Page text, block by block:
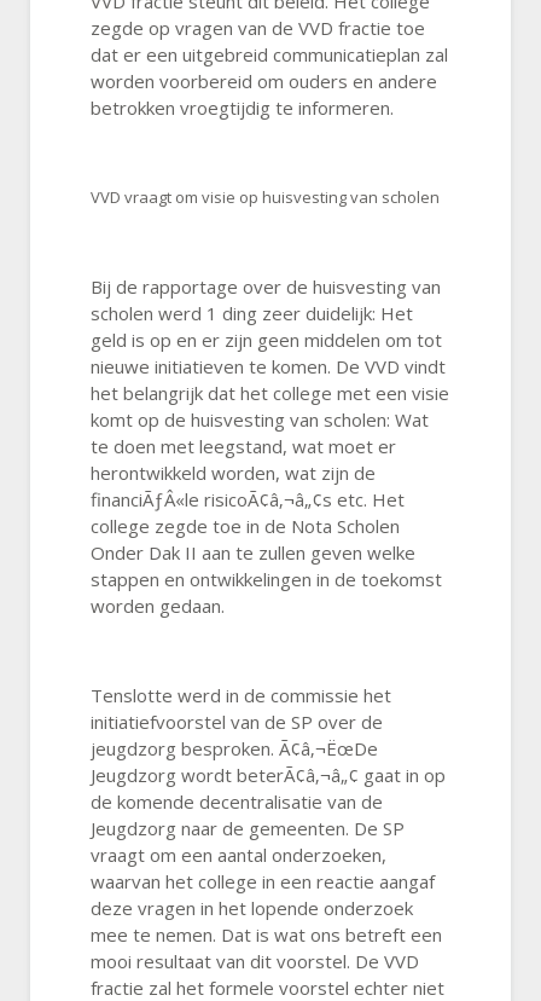
zegde op vragen van de VVD fractie toe
dat er een uitgebreid communicatieplan zal
worden voorbereid om ouders en andere
betrokken vroegtijdig te informeren.
VVD vraagt om visie op huisvesting van scholen
Bij de rapportage over de huisvesting van
scholen werd 1 ding zeer duidelijk: Het
geld is op en er zijn geen middelen om tot
nieuwe initiatieven te komen. De VVD vindt
het belangrijk dat het college met een visie
komt op de huisvesting van scholen: Wat
te doen met leegstand, wat moet er
herontwikkeld worden, wat zijn de
financiÃƒÂ«le risicoÃ¢â‚¬â„¢s etc. Het
college zegde toe in de Nota Scholen
Onder Dak II aan te zullen geven welke
stappen en ontwikkelingen in de toekomst
worden gedaan.
Tenslotte werd in de commissie het
initiatiefvoorstel van de SP over de
jeugdzorg besproken. Ã¢â‚¬ËœDe
Jeugdzorg wordt beterÃ¢â‚¬â„¢ gaat in op
de komende decentralisatie van de
Jeugdzorg naar de gemeenten. De SP
vraagt om een aantal onderzoeken,
waarvan het college in een reactie aangaf
deze vragen in het lopende onderzoek
mee te nemen. Dat is wat ons betreft een
mooi resultaat van dit voorstel. De VVD
fractie zal het formele voorstel echter niet